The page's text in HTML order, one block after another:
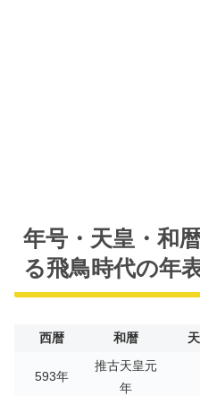
年号・天皇・和
る飛鳥時代の年
西暦 和暦
593年
推古天皇元
年